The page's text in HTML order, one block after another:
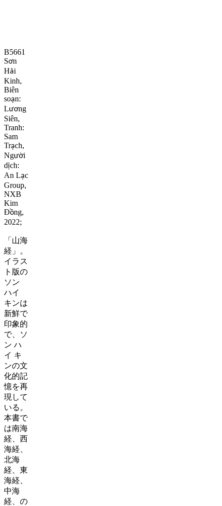
B5661
Sơn
Hải
Kinh,
Biên
soạn:
Lương
Siên,
Tranh:
Sam
Trạch,
Người
dịch:
An Lạc
Group,
NXB
Kim
Đồng,
2022;
「山海
経」。
イラス
ト版の
ソン
ハイ
キンは
新鮮で
印象的
で、ソ
ン ハ
イ キ
ンの文
化的記
憶を再
現して
いる。
本書で
は南海
経、西
海経、
北海
経、東
海経、
中海
経、の